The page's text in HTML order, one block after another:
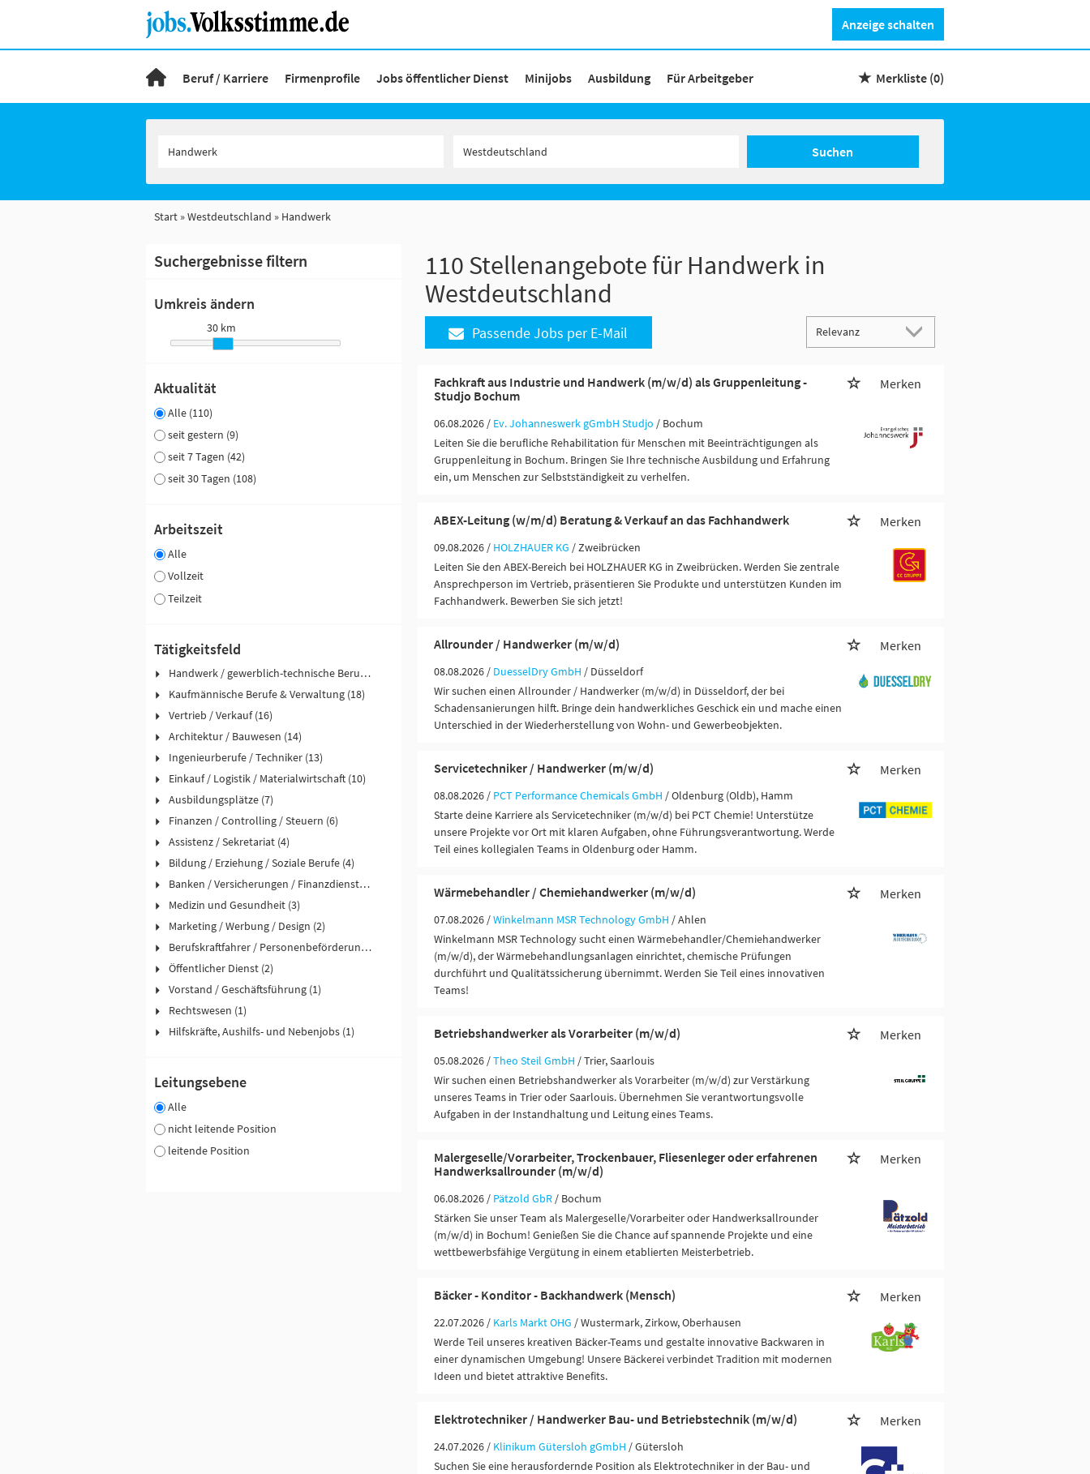
Anzeige schalten
Beruf / Karriere Firmenprofile Jobs öffentlicher Dienst Minijobs Ausbildung Für Arbeitgeber Merkliste (0)
Suchen
Start Westdeutschland Handwerk
Suchergebnisse filtern
Umkreis ändern
30 km
Aktualität
Alle (110)
seit gestern (9)
seit 7 Tagen (42)
seit 30 Tagen (108)
Arbeitszeit
Alle
Vollzeit
Teilzeit
Tätigkeitsfeld
Handwerk / gewerblich-technische Berufe (60)
Kaufmännische Berufe & Verwaltung (18)
Vertrieb / Verkauf (16)
Architektur / Bauwesen (14)
Ingenieurberufe / Techniker (13)
Einkauf / Logistik / Materialwirtschaft (10)
Ausbildungsplätze (7)
Finanzen / Controlling / Steuern (6)
Assistenz / Sekretariat (4)
Bildung / Erziehung / Soziale Berufe (4)
Banken / Versicherungen / Finanzdienstleister (3)
Medizin und Gesundheit (3)
Marketing / Werbung / Design (2)
Berufskraftfahrer / Personenbeförderung (Land, Wasser, Luft) (2)
Öffentlicher Dienst (2)
Vorstand / Geschäftsführung (1)
Rechtswesen (1)
Hilfskräfte, Aushilfs- und Nebenjobs (1)
Leitungsebene
Alle
nicht leitende Position
leitende Position
110 Stellenangebote für Handwerk in
Westdeutschland
Passende Jobs per E-Mail
Fachkraft aus Industrie und Handwerk (m/w/d) als Gruppenleitung -
Studjo Bochum
Merken
06.08.2026 / Ev. Johanneswerk gGmbH Studjo / Bochum
Leiten Sie die berufliche Rehabilitation für Menschen mit Beeinträchtigungen als
Gruppenleitung in Bochum. Bringen Sie Ihre technische Ausbildung und Erfahrung
ein, um Menschen zur Selbstständigkeit zu verhelfen.
ABEX-Leitung (w/m/d) Beratung & Verkauf an das Fachhandwerk Merken
09.08.2026 / HOLZHAUER KG / Zweibrücken
Leiten Sie den ABEX-Bereich bei HOLZHAUER KG in Zweibrücken. Werden Sie zentrale
Ansprechperson im Vertrieb, präsentieren Sie Produkte und unterstützen Kunden im
Fachhandwerk. Bewerben Sie sich jetzt!
Allrounder / Handwerker (m/w/d) Merken
08.08.2026 / DuesselDry GmbH / Düsseldorf
Wir suchen einen Allrounder / Handwerker (m/w/d) in Düsseldorf, der bei
Schadensanierungen hilft. Bringe dein handwerkliches Geschick ein und mache einen
Unterschied in der Wiederherstellung von Wohn- und Gewerbeobjekten.
Servicetechniker / Handwerker (m/w/d) Merken
08.08.2026 / PCT Performance Chemicals GmbH / Oldenburg (Oldb), Hamm
Starte deine Karriere als Servicetechniker (m/w/d) bei PCT Chemie! Unterstütze
unsere Projekte vor Ort mit klaren Aufgaben, ohne Führungsverantwortung. Werde
Teil eines kollegialen Teams in Oldenburg oder Hamm.
Wärmebehandler / Chemiehandwerker (m/w/d) Merken
07.08.2026 /Winkelmann MSR Technology GmbH / Ahlen
Winkelmann MSR Technology sucht einen Wärmebehandler/Chemiehandwerker
(m/w/d), der Wärmebehandlungsanlagen einrichtet, chemische Prüfungen
durchführt und Qualitätssicherung übernimmt. Werden Sie Teil eines innovativen
Teams!
Betriebshandwerker als Vorarbeiter (m/w/d) Merken
05.08.2026 /Theo Steil GmbH / Trier, Saarlouis
Wir suchen einen Betriebshandwerker als Vorarbeiter (m/w/d) zur Verstärkung
unseres Teams in Trier oder Saarlouis. Übernehmen Sie verantwortungsvolle
Aufgaben in der Instandhaltung und Leitung eines Teams.
Malergeselle/Vorarbeiter, Trockenbauer, Fliesenleger oder erfahrenen
Handwerksallrounder (m/w/d)
Merken
06.08.2026 / Pätzold GbR / Bochum
Stärken Sie unser Team als Malergeselle/Vorarbeiter oder Handwerksallrounder
(m/w/d) in Bochum! Genießen Sie die Chance auf spannende Projekte und eine
wettbewerbsfähige Vergütung in einem etablierten Meisterbetrieb.
Bäcker - Konditor - Backhandwerk (Mensch) Merken
22.07.2026 / Karls Markt OHG / Wustermark, Zirkow, Oberhausen
Werde Teil unseres kreativen Bäcker-Teams und gestalte innovative Backwaren in
einer dynamischen Umgebung! Unsere Bäckerei verbindet Tradition mit modernen
Ideen und bietet attraktive Benefits.
Elektrotechniker / Handwerker Bau- und Betriebstechnik (m/w/d) Merken
24.07.2026 / Klinikum Gütersloh gGmbH / Gütersloh
Suchen Sie eine herausfordernde Position als Elektrotechniker in der Bau- und